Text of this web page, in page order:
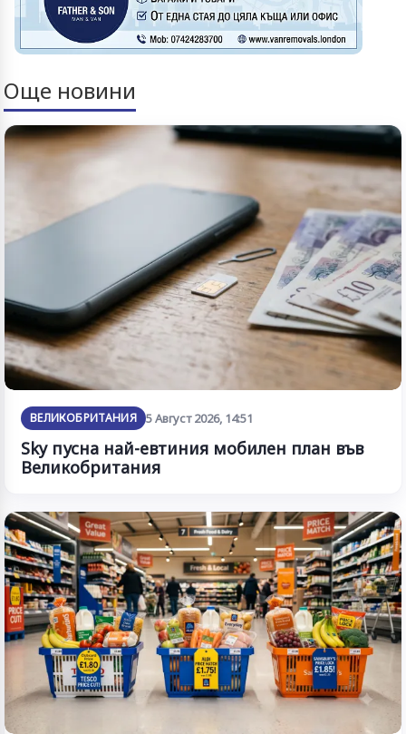
Още новини
ВЕЛИКОБРИТАНИЯ 5 Август 2026, 14:51
Sky пусна най-евтиния мобилен план във
Великобритания